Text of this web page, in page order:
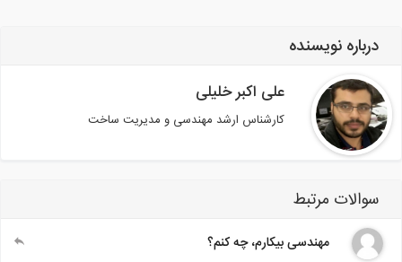
درباره نویسنده
علی اکبر خلیلی
كارشناس ارشد مهندسی و مدیریت ساخت
سوالات مرتبط
مهندسی بیکارم، چه کنم؟